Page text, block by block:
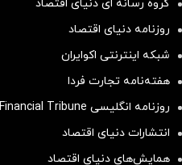
گروه رسانه ای دنیای اقتصاد
روزنامه دنیای اقتصاد
شبکه اینترنتی اکوایران
هفته‌نامه تجارت فردا
روزنامه انگلیسی Financial Tribune
انتشارات دنیای اقتصاد
همایش‌های دنیای اقتصاد